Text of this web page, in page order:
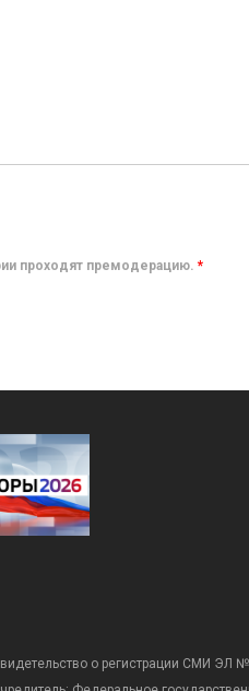
проходят премодерацию. *
о регистрации СМИ